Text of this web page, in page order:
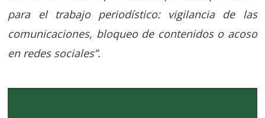
para el trabajo periodístico: vigilancia de las
comunicaciones, bloqueo de contenidos o acoso
en redes sociales”.